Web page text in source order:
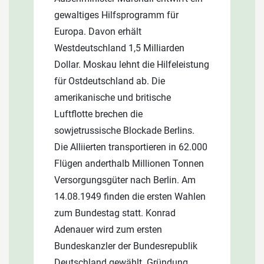
Prag. Beginn der Vertreibung der
Sudetendeutschen. 2,6 Millionen
werden aus der Tschechoslowakei
ausgewiesen.
Alternativen.
gewaltiges Hilfsprogramm für
Europa. Davon erhält
Westdeutschland 1,5 Milliarden
Dollar. Moskau lehnt die Hilfeleistung
für Ostdeutschland ab. Die
amerikanische und britische
Luftflotte brechen die
sowjetrussische Blockade Berlins.
Die Alliierten transportieren in 62.000
Flügen anderthalb Millionen Tonnen
Versorgungsgüter nach Berlin. Am
14.08.1949 finden die ersten Wahlen
zum Bundestag statt. Konrad
Adenauer wird zum ersten
Bundeskanzler der Bundesrepublik